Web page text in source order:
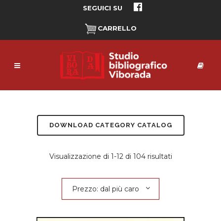
SEGUICI SU
CARRELLO
DOWNLOAD CATEGORY CATALOG
Visualizzazione di 1-12 di 104 risultatiPrezzo:
Prezzo: dal più caro